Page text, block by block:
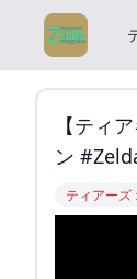
【ティ
ン
ティアーズ